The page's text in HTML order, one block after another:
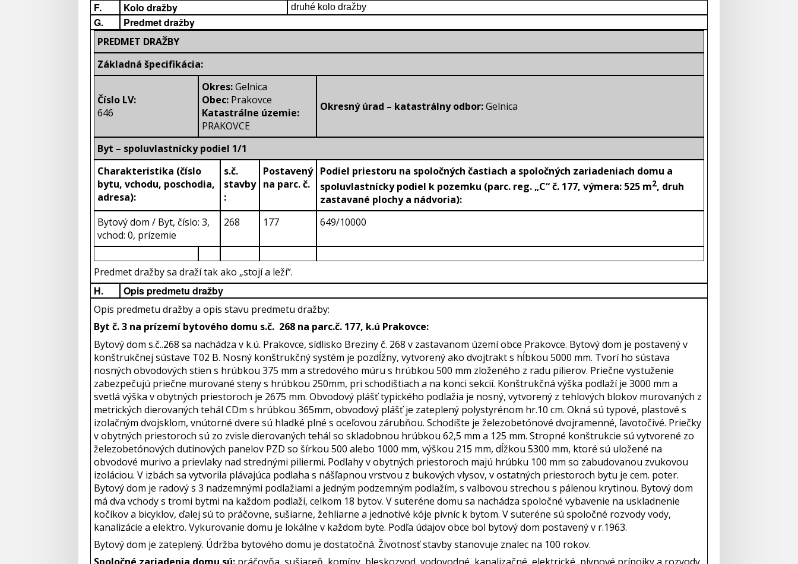
F. Kolo dražby druhé kolo dražby
G. Predmet dražby
PREDMET DRAŽBY
Základná špecifikácia:
Číslo LV:
646
Okres:Gelnica
Obec: Prakovce
Katastrálne územie:
PRAKOVCE
Okresný úrad – katastrálny odbor:Gelnica
Byt – spoluvlastnícky podiel 1/1
Charakteristika (číslo
bytu, vchodu, poschodia,
adresa):
s.č.
stavby
:
Postavený
na parc. č.
Podiel priestoru na spoločných častiach a spoločných zariadeniach domu a
spoluvlastnícky podiel k pozemku (parc. reg. „C“ č. 177, výmera: 525 m2, druh
zastavané plochy a nádvoria):
Bytový dom / Byt, číslo: 3,
vchod: 0, prízemie
268 177 649/10000
Predmet dražby sa draží tak ako „stojí a leží“.
H. Opis predmetu dražby
Opis predmetu dražby a opis stavu predmetu dražby:
Byt č. 3 na prízemí bytového domu s.č. 268 na parc.č. 177, k.ú Prakovce:
Bytový dom s.č..268 sa nachádza v k.ú. Prakovce, sídlisko Breziny č. 268 v zastavanom území obce Prakovce. Bytový dom je postavený v
konštrukčnej sústave T02 B. Nosný konštrukčný systém je pozdĺžny, vytvorený ako dvojtrakt s hĺbkou 5000 mm. Tvorí ho sústava
nosných obvodových stien s hrúbkou 375 mm a stredového múru s hrúbkou 500 mm zloženého z radu pilierov. Priečne vystuženie
zabezpečujú priečne murované steny s hrúbkou 250mm, pri schodištiach a na konci sekcií. Konštrukčná výška podlaží je 3000 mm a
svetlá výška v obytných priestoroch je 2675 mm. Obvodový plášť typického podlažia je nosný, vytvorený z tehlových blokov murovaných z
metrických dierovaných tehál CDm s hrúbkou 365mm, obvodový plášť je zateplený polystyrénom hr.10 cm. Okná sú typové, plastové s
izolačným dvojsklom, vnútorné dvere sú hladké plné s oceľovou zárubňou. Schodište je železobetónové dvojramenné, ľavotočivé. Priečky
v obytných priestoroch sú zo zvisle dierovaných tehál so skladobnou hrúbkou 62,5 mm a 125 mm. Stropné konštrukcie sú vytvorené zo
železobetónových dutinových panelov PZD so šírkou 500 alebo 1000 mm, výškou 215 mm, dĺžkou 5300 mm, ktoré sú uložené na
obvodové murivo a prievlaky nad strednými piliermi. Podlahy v obytných priestoroch majú hrúbku 100 mm so zabudovanou zvukovou
izoláciou. V izbách sa vytvorila plávajúca podlaha s nášľapnou vrstvou z bukových vlysov, v ostatných priestoroch bytu je cem. poter.
Bytový dom je radový s 3 nadzemnými podlažiami a jedným podzemným podlažím, s valbovou strechou s pálenou krytinou. Bytový dom
má dva vchody s tromi bytmi na každom podlaží, celkom 18 bytov. V suteréne domu sa nachádza spoločné vybavenie na uskladnenie
kočíkov a bicyklov, ďalej sú to práčovne, sušiarne, žehliarne a jednotivé kóje pivníc k bytom. V suteréne sú spoločné rozvody vody,
kanalizácie a elektro. Vykurovanie domu je lokálne v každom byte. Podľa údajov obce bol bytový dom postavený v r.1963.
Bytový dom je zateplený. Údržba bytového domu je dostatočná. Životnosť stavby stanovuje znalec na 100 rokov.